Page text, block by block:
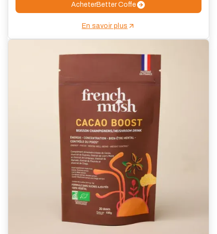
AcheterBetter Coffe
En savoir plus